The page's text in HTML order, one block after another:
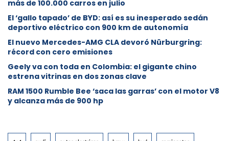
más de 100.000 carros en julio
El ‘gallo tapado’ de BYD: así es su inesperado sedán
deportivo eléctrico con 900 km de autonomía
El nuevo Mercedes-AMG CLA devoró Nürburgring:
récord con cero emisiones
Geely va con toda en Colombia: el gigante chino
estrena vitrinas en dos zonas clave
RAM 1500 Rumble Bee ‘saca las garras’ con el motor V8
y alcanza más de 900 hp